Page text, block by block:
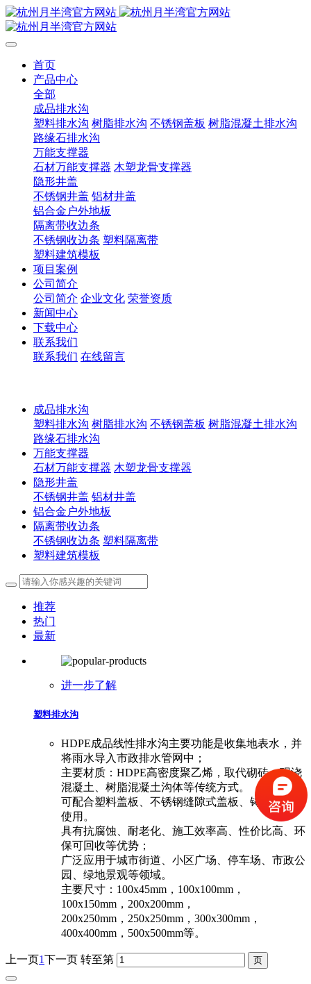
首页
产品中心
全部
成品排水沟
塑料排水沟 树脂排水沟 不锈钢盖板 树脂混凝土排水沟
路缘石排水沟
万能支撑器
石材万能支撑器 木塑龙骨支撑器
隐形井盖
不锈钢井盖 铝材井盖
铝合金户外地板
隔离带收边条
不锈钢收边条 塑料隔离带
塑料建筑模板
项目案例
公司简介
公司简介 企业文化 荣誉资质
新闻中心
下载中心
联系我们
联系我们 在线留言
成品排水沟
塑料排水沟 树脂排水沟 不锈钢盖板 树脂混凝土排水沟
路缘石排水沟
万能支撑器
石材万能支撑器 木塑龙骨支撑器
隐形井盖
不锈钢井盖 铝材井盖
铝合金户外地板
隔离带收边条
不锈钢收边条 塑料隔离带
塑料建筑模板
推荐
热门
最新
进一步了解
塑料排水沟
HDPE成品线性排水沟主要功能是收集地表水，并
将雨水导入市政排水管网中；
主要材质：HDPE高密度聚乙烯，取代砌砖、现浇
混凝土、树脂混凝土沟体等传统方式。
可配合塑料盖板、不锈钢缝隙式盖板、铸铁盖板等
使用。
具有抗腐蚀、耐老化、施工效率高、性价比高、环
保可回收等优势；
广泛应用于城市街道、小区广场、停车场、市政公
园、绿地景观等领域。
主要尺寸：100x45mm，100x100mm，
100x150mm，200x200mm，
200x250mm，250x250mm，300x300mm，
400x400mm，500x500mm等。
上一页1下一页 转至第